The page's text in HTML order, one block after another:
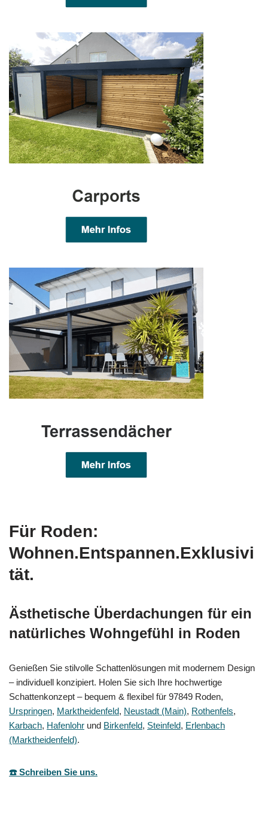
Für Roden:
Wohnen.Entspannen.Exklusivi
tät.
Ästhetische Überdachungen für ein
natürliches Wohngefühl in Roden
Genießen Sie stilvolle Schattenlösungen mit modernem Design
– individuell konzipiert. Holen Sie sich Ihre hochwertige
Schattenkonzept – bequem & flexibel für 97849 Roden,
Urspringen, Marktheidenfeld, Neustadt (Main), Rothenfels,
Karbach, Hafenlohr und Birkenfeld, Steinfeld, Erlenbach
(Marktheidenfeld).
☎️ Schreiben Sie uns.